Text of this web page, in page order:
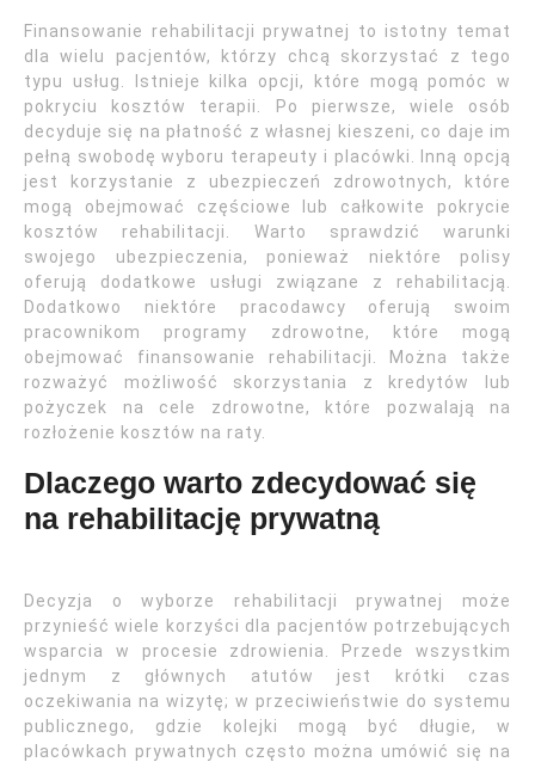
Finansowanie rehabilitacji prywatnej to istotny temat
dla wielu pacjentów, którzy chcą skorzystać z tego
typu usług. Istnieje kilka opcji, które mogą pomóc w
pokryciu kosztów terapii. Po pierwsze, wiele osób
decyduje się na płatność z własnej kieszeni, co daje im
pełną swobodę wyboru terapeuty i placówki. Inną opcją
jest korzystanie z ubezpieczeń zdrowotnych, które
mogą obejmować częściowe lub całkowite pokrycie
kosztów rehabilitacji. Warto sprawdzić warunki
swojego ubezpieczenia, ponieważ niektóre polisy
oferują dodatkowe usługi związane z rehabilitacją.
Dodatkowo niektóre pracodawcy oferują swoim
pracownikom programy zdrowotne, które mogą
obejmować finansowanie rehabilitacji. Można także
rozważyć możliwość skorzystania z kredytów lub
pożyczek na cele zdrowotne, które pozwalają na
rozłożenie kosztów na raty.
Dlaczego warto zdecydować się
na rehabilitację prywatną
Decyzja o wyborze rehabilitacji prywatnej może
przynieść wiele korzyści dla pacjentów potrzebujących
wsparcia w procesie zdrowienia. Przede wszystkim
jednym z głównych atutów jest krótki czas
oczekiwania na wizytę; w przeciwieństwie do systemu
publicznego, gdzie kolejki mogą być długie, w
placówkach prywatnych często można umówić się na